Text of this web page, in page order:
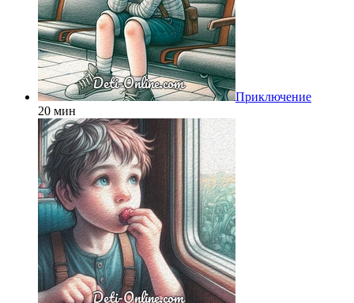
Приключение
20 мин